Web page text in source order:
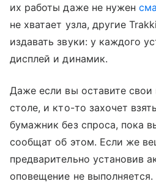
их работы даже не нужен
не хватает узла, другие
издавать звуки: у каждого
дисплей и динамик.
Даже если вы оставите
столе, и кто-то захочет
бумажник без спроса, пока
сообщат об этом. Если же
предварительно установив
оповещение не выполняется.